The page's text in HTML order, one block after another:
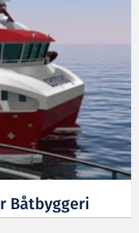
Båtbyggeri